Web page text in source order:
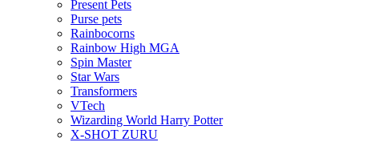
Present Pets
Purse pets
Rainbocorns
Rainbow High MGA
Spin Master
Star Wars
Transformers
VTech
Wizarding World Harry Potter
X-SHOT ZURU